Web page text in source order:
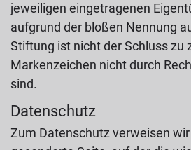
jeweiligen eingetragenen
aufgrund der bloßen Nennung
Stiftung ist nicht der Schluss zu
Markenzeichen nicht durch
sind.
Datenschutz
Zum Datenschutz verweisen